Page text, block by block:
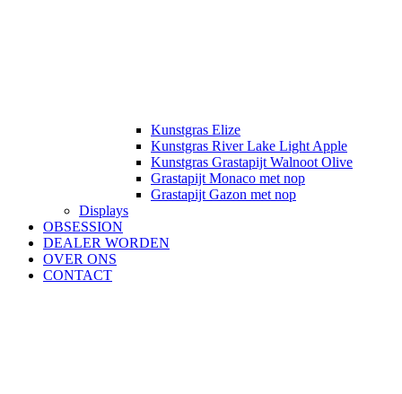
Kunstgras Elize
Kunstgras River Lake Light Apple
Kunstgras Grastapijt Walnoot Olive
Grastapijt Monaco met nop
Grastapijt Gazon met nop
Displays
OBSESSION
DEALER WORDEN
OVER ONS
CONTACT